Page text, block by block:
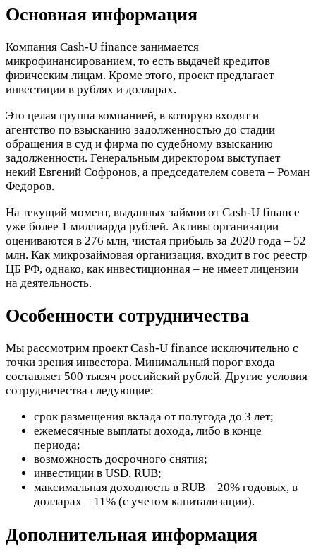
Основная информация
Компания Cash-U finance занимается
микрофинансированием, то есть выдачей кредитов
физическим лицам. Кроме этого, проект предлагает
инвестиции в рублях и долларах.
Это целая группа компанией, в которую входят и
агентство по взысканию задолженностью до стадии
обращения в суд и фирма по судебному взысканию
задолженности. Генеральным директором выступает
некий Евгений Софронов, а председателем совета – Роман
Федоров.
На текущий момент, выданных займов от Cash-U finance
уже более 1 миллиарда рублей. Активы организации
оцениваются в 276 млн, чистая прибыль за 2020 года – 52
млн. Как микрозаймовая организация, входит в гос реестр
ЦБ РФ, однако, как инвестиционная – не имеет лицензии
на деятельность.
Особенности сотрудничества
Мы рассмотрим проект Cash-U finance исключительно с
точки зрения инвестора. Минимальный порог входа
составляет 500 тысяч российский рублей. Другие условия
сотрудничества следующие:
срок размещения вклада от полугода до 3 лет;
ежемесячные выплаты дохода, либо в конце
периода;
возможность досрочного снятия;
инвестиции в USD, RUB;
максимальная доходность в RUB – 20% годовых, в
долларах – 11% (с учетом капитализации).
Дополнительная информация